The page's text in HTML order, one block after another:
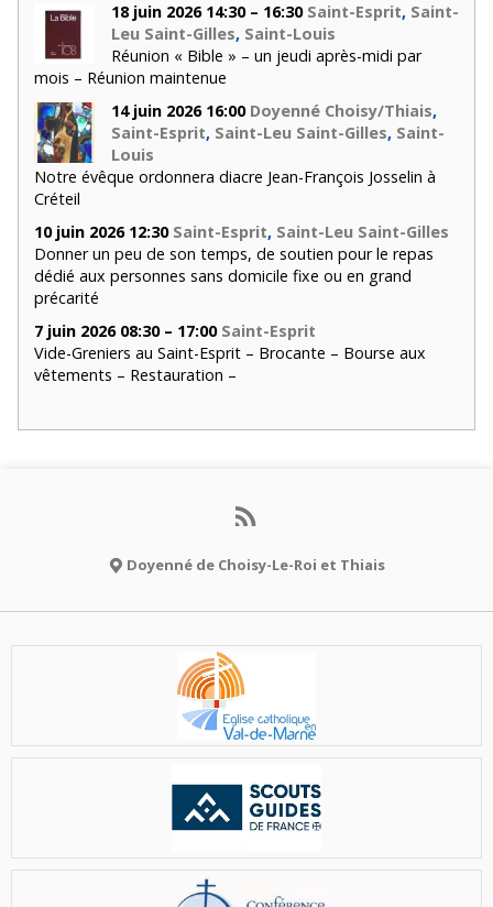
18 juin 2026 14:30 – 16:30 Saint-Esprit, Saint-
Leu Saint-Gilles, Saint-Louis
Réunion « Bible » – un jeudi après-midi par
mois – Réunion maintenue
14 juin 2026 16:00 Doyenné Choisy/Thiais,
Saint-Esprit, Saint-Leu Saint-Gilles, Saint-
Louis
Notre évêque ordonnera diacre Jean-François Josselin à
Créteil
10 juin 2026 12:30 Saint-Esprit, Saint-Leu Saint-Gilles
Donner un peu de son temps, de soutien pour le repas
dédié aux personnes sans domicile fixe ou en grand
précarité
7 juin 2026 08:30 – 17:00 Saint-Esprit
Vide-Greniers au Saint-Esprit – Brocante – Bourse aux
vêtements – Restauration –
Doyenné de Choisy-Le-Roi et Thiais